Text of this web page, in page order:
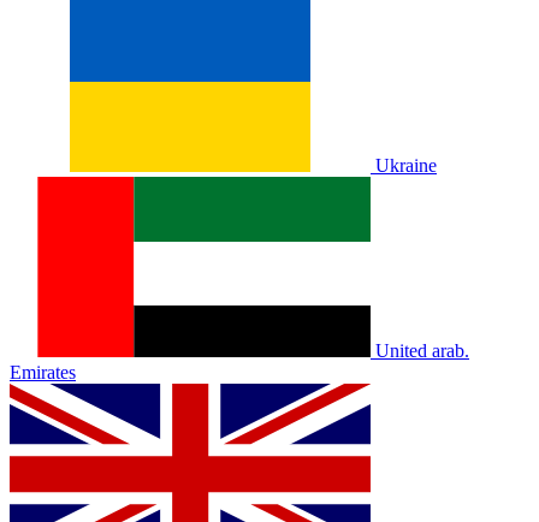
Ukraine
United arab.
Emirates